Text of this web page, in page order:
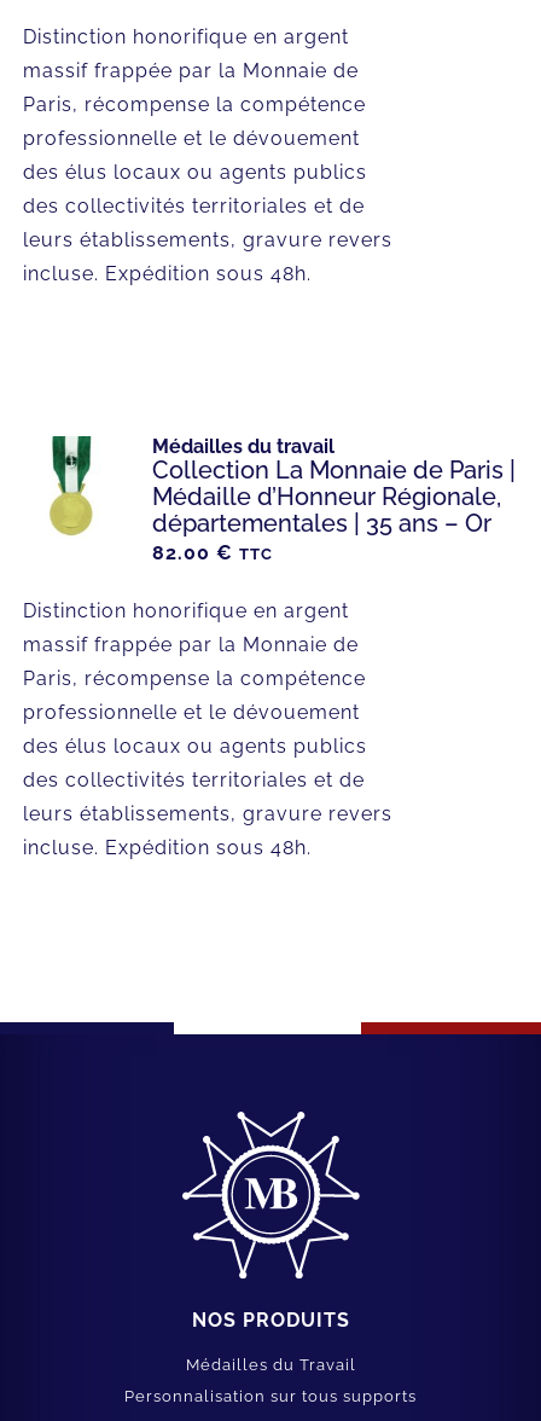
Distinction honorifique en argent
massif frappée par la Monnaie de
Paris, récompense la compétence
professionnelle et le dévouement
des élus locaux ou agents publics
des collectivités territoriales et de
leurs établissements, gravure revers
incluse. Expédition sous 48h.
Médailles du travail
Collection La Monnaie de Paris |
Médaille d’Honneur Régionale,
départementales | 35 ans – Or
82.00 € TTC
Distinction honorifique en argent
massif frappée par la Monnaie de
Paris, récompense la compétence
professionnelle et le dévouement
des élus locaux ou agents publics
des collectivités territoriales et de
leurs établissements, gravure revers
incluse. Expédition sous 48h.
NOS PRODUITS
Médailles du Travail
Personnalisation sur tous supports